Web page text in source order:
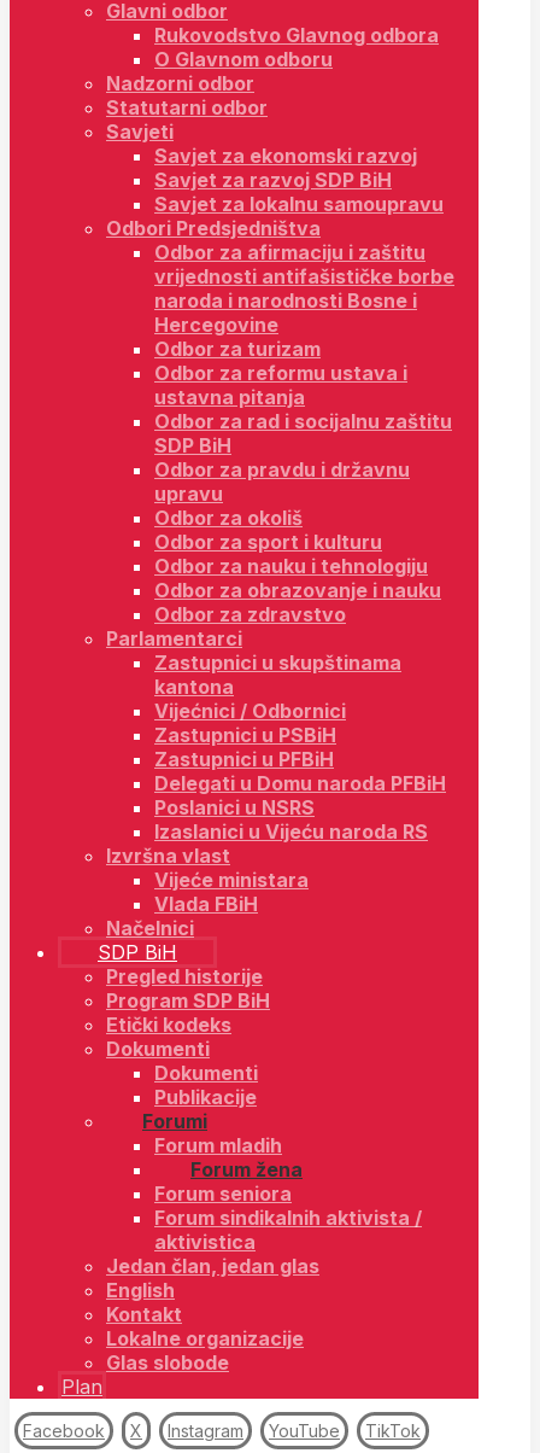
Glavni odbor
Rukovodstvo Glavnog odbora
O Glavnom odboru
Nadzorni odbor
Statutarni odbor
Savjeti
Savjet za ekonomski razvoj
Savjet za razvoj SDP BiH
Savjet za lokalnu samoupravu
Odbori Predsjedništva
Odbor za afirmaciju i zaštitu
vrijednosti antifašističke borbe
naroda i narodnosti Bosne i
Hercegovine
Odbor za turizam
Odbor za reformu ustava i
ustavna pitanja
Odbor za rad i socijalnu zaštitu
SDP BiH
Odbor za pravdu i državnu
upravu
Odbor za okoliš
Odbor za sport i kulturu
Odbor za nauku i tehnologiju
Odbor za obrazovanje i nauku
Odbor za zdravstvo
Parlamentarci
Zastupnici u skupštinama
kantona
Vijećnici / Odbornici
Zastupnici u PSBiH
Zastupnici u PFBiH
Delegati u Domu naroda PFBiH
Poslanici u NSRS
Izaslanici u Vijeću naroda RS
Izvršna vlast
Vijeće ministara
Vlada FBiH
Načelnici
SDP BiH
Pregled historije
Program SDP BiH
Etički kodeks
Dokumenti
Dokumenti
Publikacije
Forumi
Forum mladih
Forum žena
Forum seniora
Forum sindikalnih aktivista /
aktivistica
Jedan član, jedan glas
English
Kontakt
Lokalne organizacije
Glas slobode
Plan
Facebook X Instagram YouTube TikTok